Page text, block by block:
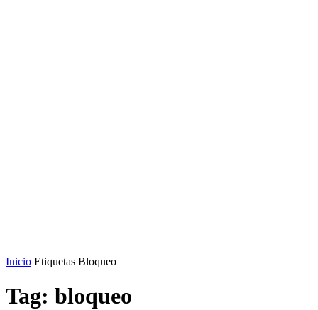
Inicio Etiquetas Bloqueo
Tag: bloqueo